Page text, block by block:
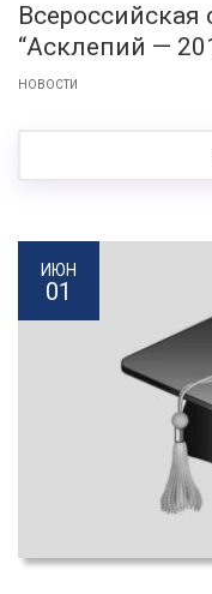
“Асклепий —
НОВОСТИ
ИЮН
01